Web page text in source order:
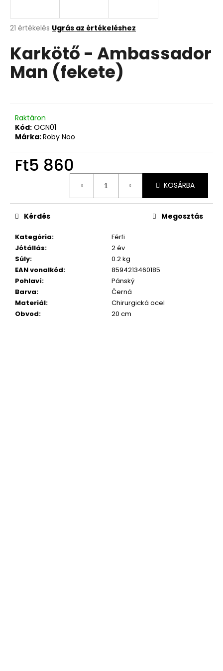
A
átlagos
értékelése
5-
ből
21 értékelés Ugrás az értékeléshez
Karkötő - Ambassador
Man (fekete)
Raktáron
Kód: OCN01
Márka:Roby Noo
Ft5 860
KOSÁRBA
Kategória:
Férfi
Jótállás:
2 év
Súly:
0.2 kg
EAN vonalkód:
8594213460185
Pohlaví:
Pánský
Barva:
Černá
Materiál:
Chirurgická ocel
Obvod: 20 cm
Kérdés Megosztás
A
á
n
k